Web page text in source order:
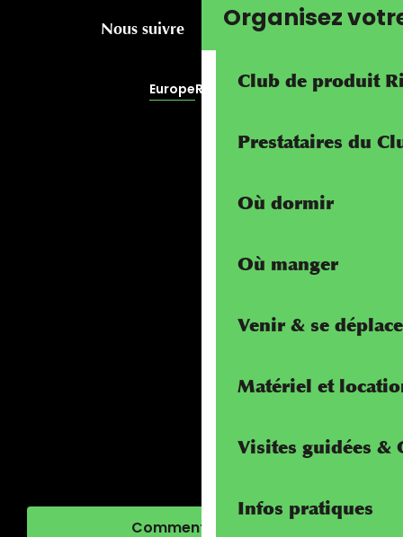
Organisez
Club de produit
Prestataires du
Où dormir
Où manger
Venir & se
Matériel et
Visites guidées &
Infos pratiques
Nous suivre
EuropeRivierALP
Comment venir ?